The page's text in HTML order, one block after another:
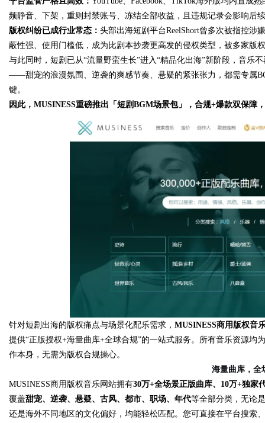
ar
频静音、下架，重则封禁账号、冻结全部收益，且违规记录会影响后
版权纠纷已成行业常态： 头部出海短剧平台ReelShort曾多次被指控涉
蔽性强、使用门槛低，成为比剧本抄袭更高发的侵权类型，被多家版
与此同时，短剧已从“流量野蛮生长”进入“精品化出海”新阶段，音乐
——甜宠的浪漫氛围、逆袭的爽感节奏、悬疑的紧张张力，都需专属
键。
因此，MUSINESS重磅推出「短剧BGM场景包」，合规+爆款双保障，
针对短剧出海的版权痛点与场景化配乐需求， MUSINESS商用版权音
提供“正版授权+海量曲库+全球合规”的一站式服务。 所有音乐资源均
作本身，无需为版权合规操心。
海量曲库，全
MUSINESS商用版权音乐网站拥有30万+全场景正版曲库、10万+独家
覆盖甜宠、逆袭、悬疑、古风、都市、职场、年代等全部分类，无论
还是海外不同地区的文化偏好，均能轻松匹配。您可直接在平台搜索